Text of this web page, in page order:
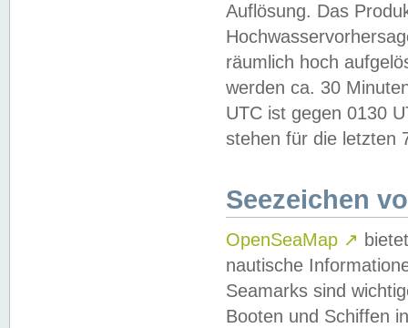
Auflösung. Das
räumlich hoch
werden ca. 30
UTC ist gegen 0130
stehen für die letzten
Seezeichen
OpenSeaMap ↗
nautische
Seamarks sind
Booten und Schiffen